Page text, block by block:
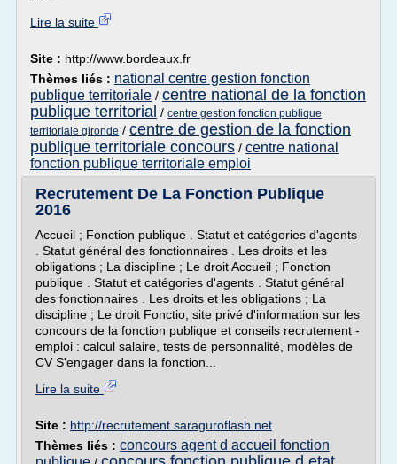
Lire la suite
Site : http://www.bordeaux.fr
Thèmes liés : national centre gestion fonction
publique territoriale / centre national de la fonction
publique territorial / centre gestion fonction publique
territoriale gironde / centre de gestion de la fonction
publique territoriale concours / centre national
fonction publique territoriale emploi
Recrutement De La Fonction Publique
2016
Accueil ; Fonction publique . Statut et catégories d'agents
. Statut général des fonctionnaires . Les droits et les
obligations ; La discipline ; Le droit Accueil ; Fonction
publique . Statut et catégories d'agents . Statut général
des fonctionnaires . Les droits et les obligations ; La
discipline ; Le droit Fonctio, site privé d'information sur les
concours de la fonction publique et conseils recrutement -
emploi : calcul salaire, tests de personnalité, modèles de
CV S'engager dans la fonction...
Lire la suite
Site : http://recrutement.saraguroflash.net
Thèmes liés : concours agent d accueil fonction